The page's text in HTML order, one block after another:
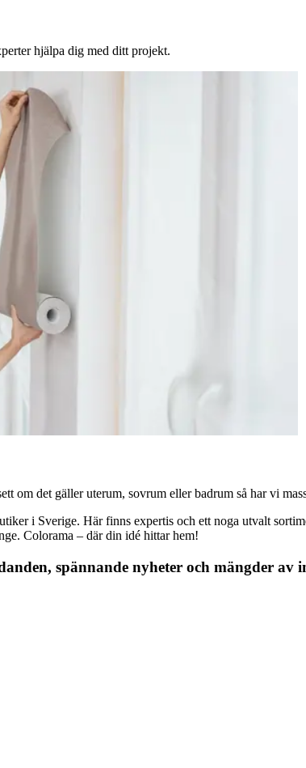
hjälpa dig med ditt projekt.
om det gäller uterum, sovrum eller badrum så har vi
i Sverige. Här finns expertis och ett noga utvalt
Colorama – där din idé hittar hem!
spännande nyheter och mängder av